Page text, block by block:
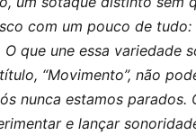
com um pouco de
que une essa variedade
“Movimento”, não
nunca estamos parados.
e lançar